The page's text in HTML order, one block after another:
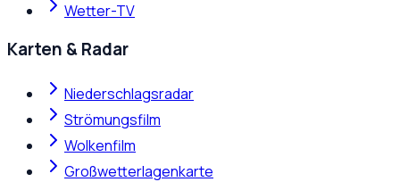
Wetter-TV
Karten & Radar
Niederschlagsradar
Strömungsfilm
Wolkenfilm
Großwetterlagenkarte